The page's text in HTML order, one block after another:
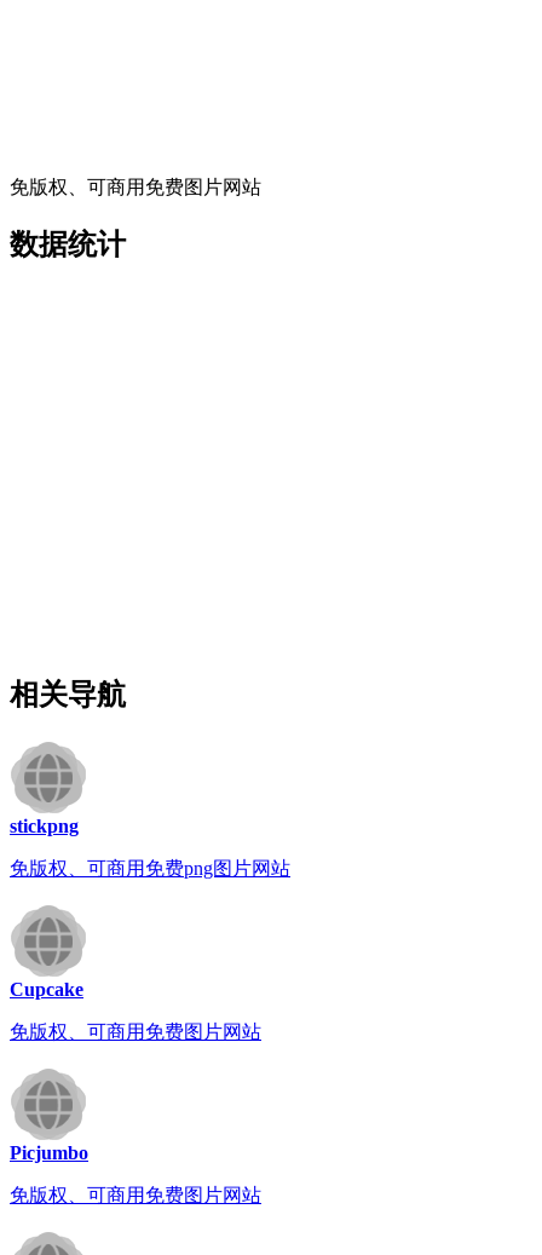
免版权、可商用免费图片网站
数据统计
相关导航
stickpng
免版权、可商用免费png图片网站
Cupcake
免版权、可商用免费图片网站
Picjumbo
免版权、可商用免费图片网站